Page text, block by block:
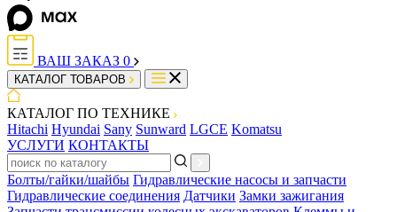
ВАШ ЗАКАЗ 0
КАТАЛОГ ТОВАРОВ
КАТАЛОГ ПО ТЕХНИКЕ
Hitachi Hyundai Sany Sunward LGCE Komatsu
УСЛУГИ КОНТАКТЫ
Болты/гайки/шайбы Гидравлические насосы и запчасти
Гидравлические соединения Датчики Замки зажигания